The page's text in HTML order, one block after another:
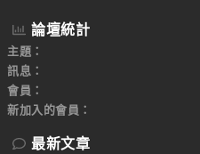
論壇統計
主題
訊息
會員
新加入的會員
最新文章